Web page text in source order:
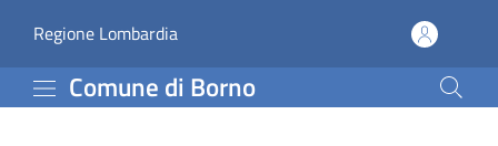
AFFIDAMENTO
Regione Lombardia(apre in un'altra scheda).
Comune di Borno